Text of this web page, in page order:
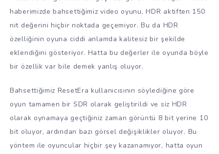
haberimizde bahsettiğimiz video oyunu, HDR aktiften 150
nit değerini hiçbir noktada geçemiyor. Bu da HDR
özelliğinin oyuna ciddi anlamda kalitesiz bir şekilde
eklendiğini gösteriyor. Hatta bu değerler ile oyunda böyle
bir özellik var bile demek yanlış oluyor.
Bahsettiğimiz ResetEra kullanıcısının söylediğine göre
oyun tamamen bir SDR olarak geliştirildi ve siz HDR
olarak oynamaya geçtiğiniz zaman görüntü 8 bit yerine 10
bit oluyor, ardından bazı görsel değişiklikler oluyor. Bu
yöntem ile oyuncular hiçbir şey kazanamıyor, hatta oyun